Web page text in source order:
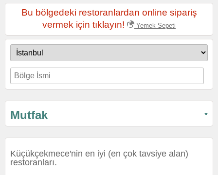
Bu bölgedeki restoranlardan online sipariş
vermek için tıklayın!
Yemek Sepeti
Mutfak
Küçükçekmece'nin en iyi (en çok tavsiye alan)
restoranları.